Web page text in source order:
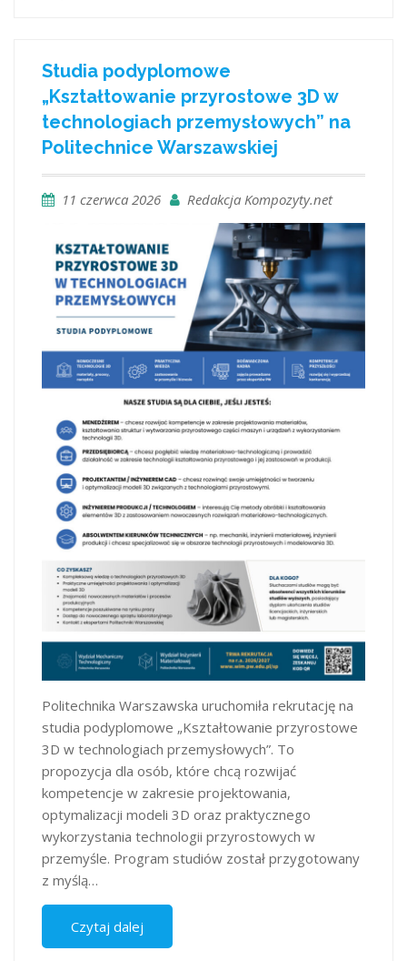
Studia podyplomowe
„Kształtowanie przyrostowe 3D w
technologiach przemysłowych” na
Politechnice Warszawskiej
11 czerwca 2026 Redakcja Kompozyty.net
Politechnika Warszawska uruchomiła rekrutację na
studia podyplomowe „Kształtowanie przyrostowe
3D w technologiach przemysłowych”. To
propozycja dla osób, które chcą rozwijać
kompetencje w zakresie projektowania,
optymalizacji modeli 3D oraz praktycznego
wykorzystania technologii przyrostowych w
przemyśle. Program studiów został przygotowany
z myślą…
Czytaj dalej